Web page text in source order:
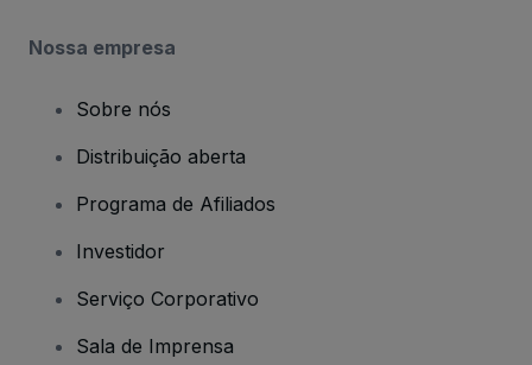
Nossa empresa
Sobre nós
Distribuição aberta
Programa de Afiliados
Investidor
Serviço Corporativo
Sala de Imprensa